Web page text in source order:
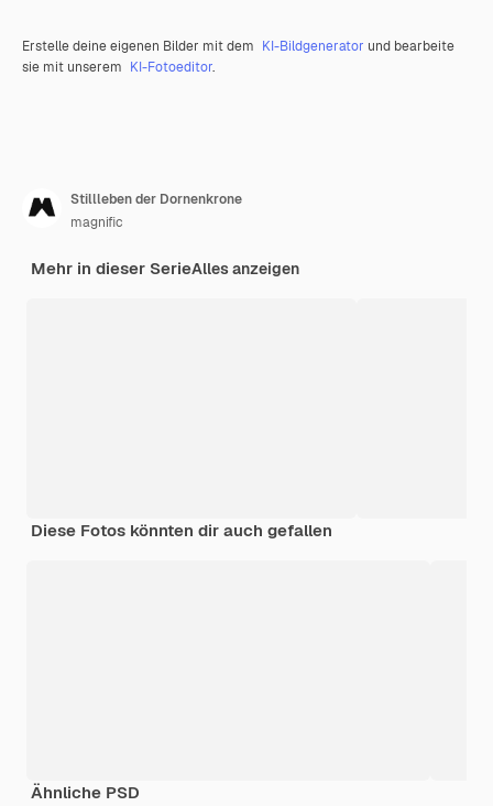
Erstelle deine eigenen Bilder mit dem KI-Bildgenerator und bearbeite
sie mit unserem KI-Fotoeditor.
Stillleben der Dornenkrone
magnific
Mehr in dieser SerieAlles anzeigen
Diese Fotos könnten dir auch gefallen
Ähnliche PSD